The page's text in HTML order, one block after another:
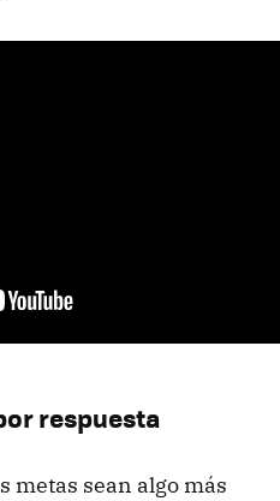
respuesta
metas sean algo más